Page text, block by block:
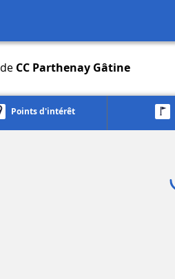
de CC Parthenay Gâtine
Points d'intérêt